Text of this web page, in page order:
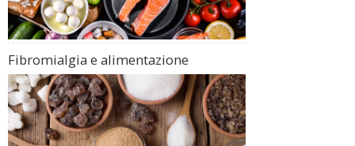
Fibromialgia e alimentazione